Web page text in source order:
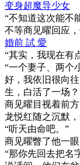
变身超魔导少女
“不知道这次能
不等商见曜回应
婚前 試 愛
“其实，我现在有
“一个妻子、两个
好，我依旧很向
生，白活了一场？
商见曜目视着前方
龙悦红随之沉默
“听天由命吧。”
商见曜瞥了他一眼
“那你先回去把名